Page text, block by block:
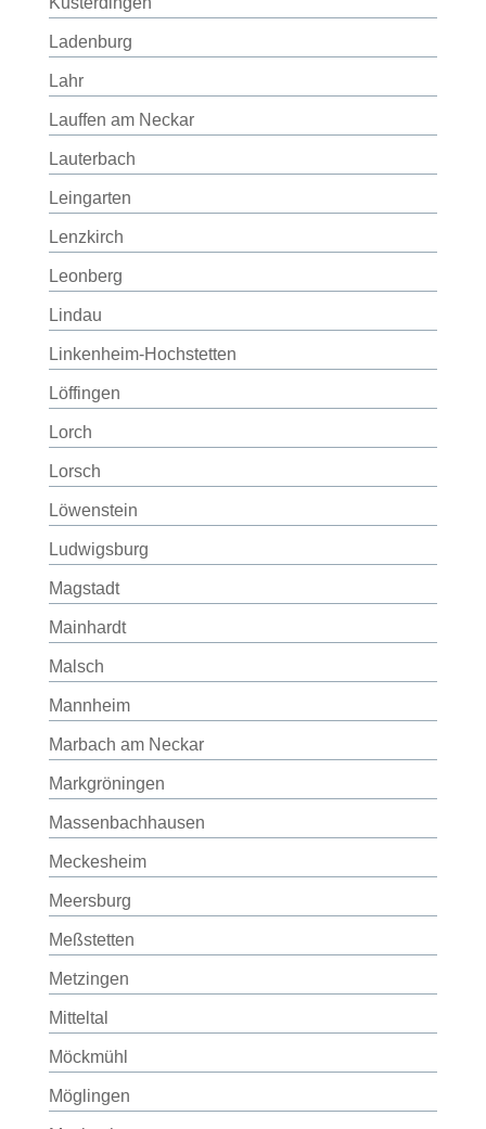
Ladenburg
Lahr
Lauffen am Neckar
Lauterbach
Leingarten
Lenzkirch
Leonberg
Lindau
Linkenheim-Hochstetten
Löffingen
Lorch
Lorsch
Löwenstein
Ludwigsburg
Magstadt
Mainhardt
Malsch
Mannheim
Marbach am Neckar
Markgröningen
Massenbachhausen
Meckesheim
Meersburg
Meßstetten
Metzingen
Mitteltal
Möckmühl
Möglingen